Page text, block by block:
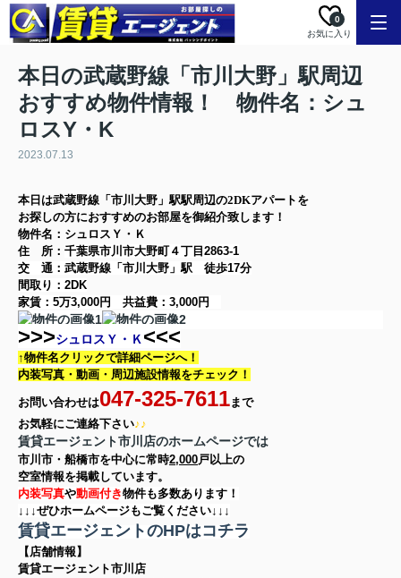
お気に入り
0
本日の武蔵野線「市川大野」駅周辺
おすすめ物件情報！ 物件名：シュ
ロスY・K
2023.07.13
本日は武蔵野線「市川大野」駅駅周辺の2DKアパート を
お探しの方におすすめのお部屋を御紹介致します！
物件名：シュロスＹ・Ｋ
住 所： 千葉県市川市大野町４丁目2863-1
交 通：武蔵野線「市川大野」駅 徒歩17分
間取り： 2DK
家賃： 5万3,000円 共益費： 3,000円
>>>シュロスＹ・Ｋ <<<
↑物件名クリックで詳細ページへ！
内装写真・動画・ 周辺施設情報をチェック！
お問い合わせは047-325-7611まで
お気軽にご連絡下さい♪♪
賃貸エージェント市川店のホームページでは
市川市・船橋市を中心に常時2,000戸以上の
空室情報を掲載しています。
内装写真や動画付き物件も多数あります！
↓↓↓ぜひホームページもご覧ください↓↓↓
賃貸エージェントのHPはコチラ
【店舗情報】
賃貸エージェント市川店